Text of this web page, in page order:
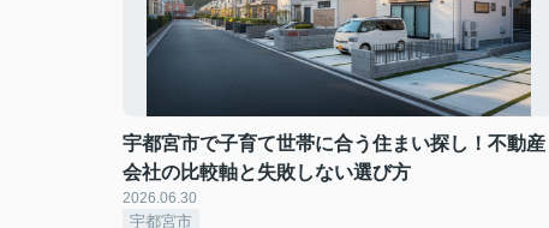
宇都宮市で子育て世帯に合う住まい探し！不動産
会社の比較軸と失敗しない選び方
2026.06.30
宇都宮市